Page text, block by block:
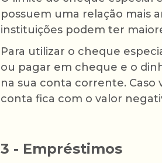
possuem uma relação mais
instituições podem ter
Para utilizar o cheque
ou pagar em cheque e o
na sua conta corrente. Caso
conta fica com o valor
3 - Empréstimos